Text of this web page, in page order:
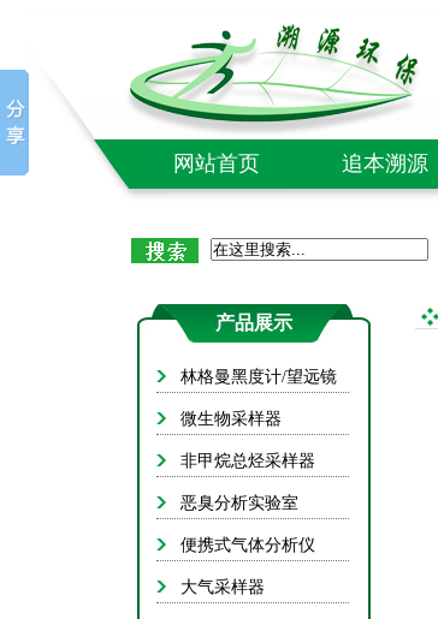
网站首页 追本溯源
企业文化
产品展示
林格曼黑度计/望远镜
微生物采样器
非甲烷总烃采样器
恶臭分析实验室
便携式气体分析仪
大气采样器